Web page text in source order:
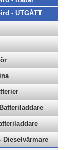
- UTGÅTT
Dieselvärmare